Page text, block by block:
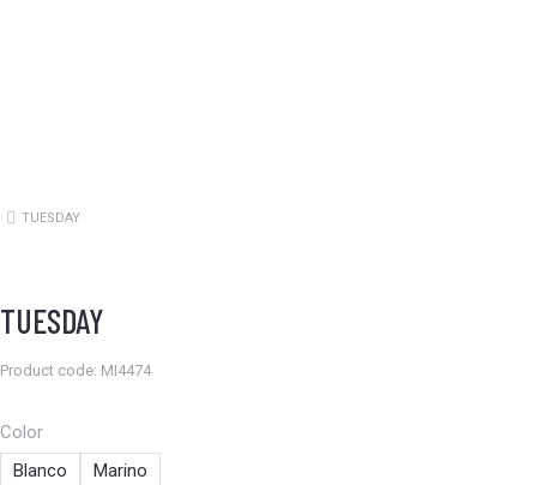
Estás aquí:
TUESDAY
TUESDAY
Product code: MI4474
Color
Blanco
Marino